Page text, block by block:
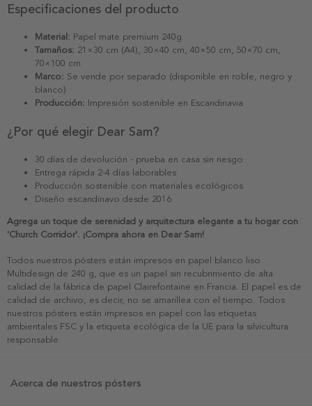
Especificaciones del producto
Material: Papel mate premium 240g
Tamaños: 21×30 cm (A4), 30×40 cm, 40×50 cm, 50×70 cm,
70×100 cm
Marco: Se vende por separado (disponible en roble, negro y
blanco)
Producción: Impresión sostenible en Escandinavia
¿Por qué elegir Dear Sam?
30 días de devolución - prueba en casa sin riesgo
Entrega rápida 2-4 días laborables
Producción sostenible con materiales ecológicos
Diseño escandinavo desde 2016
Agrega un toque de serenidad y arquitectura elegante a tu hogar con
'Church Corridor'. ¡Compra ahora en Dear Sam!
Todos nuestros pósters están impresos en papel blanco liso
Multidesign de 240 g, que es un papel sin recubrimiento de alta
calidad de la fábrica de papel Clairefontaine en Francia. El papel es de
calidad de archivo, es decir, no se amarillea con el tiempo. Todos
nuestros pósters están impresos en papel con las etiquetas
ambientales FSC y la etiqueta ecológica de la UE para la silvicultura
responsable.
Acerca de nuestros pósters